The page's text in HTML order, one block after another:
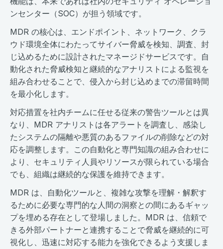
ンセンター（SOC）が担う領域です。
MDR の核心は、エンドポイント、ネットワーク、クラ
ウド環境全体にわたってサイバー脅威を検知、調査、封
じ込めるために設計されたマネージドサービスです。自
動化された脅威検知と継続的なアナリストによる監視を
組み合わせることで、侵入から封じ込めまでの滞留時間
を最小化します。
対応措置を社内チームに任せる従来の警告ツールとは異
なり、MDR アナリストは各アラートを調査し、感染し
たシステムの隔離や悪質のあるファイルの削除などの対
応を調整します。この自動化と専門知識の組み合わせに
より、セキュリティ人員やリソースが限られている場合
でも、組織は継続的な保護を維持できます。
MDR は、自動化ツールと、複雑な攻撃を理解・解釈す
るために必要な専門的な人間の洞察との間にあるギャッ
プを埋める存在として登場しました。MDR は、信頼で
きる外部パートナーと連携することで脅威を継続的に可
視化し、迅速に対応する能力を強化できるよう支援しま